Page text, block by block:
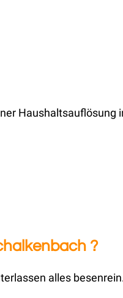
Haushaltsauflösung
?
alles